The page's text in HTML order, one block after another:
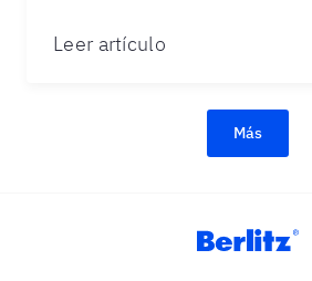
Leer artículo
Más